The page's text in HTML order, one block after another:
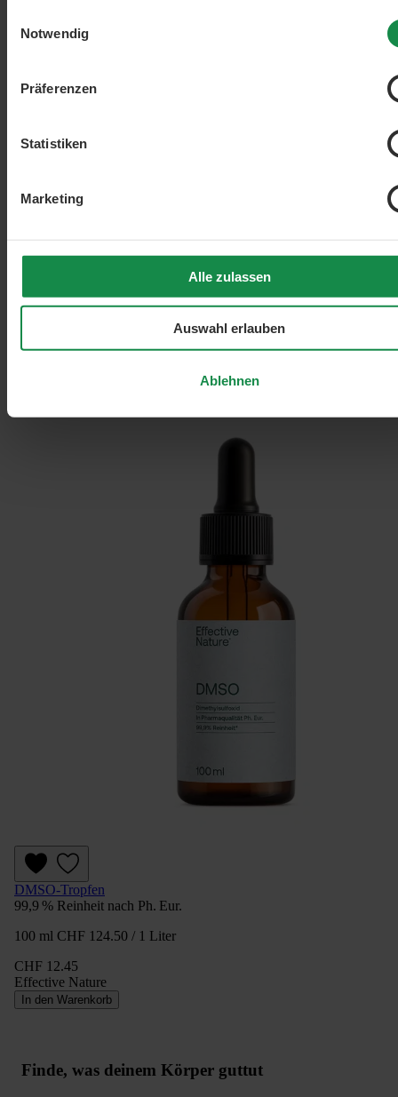
Notwendig
Präferenzen
Statistiken
Marketing
Alle zulassen
Auswahl erlauben
Ablehnen
% Sale
Produkte filtern
Effective Nature
DMSO
DMSO-Tropfen
99,9 % Reinheit nach Ph. Eur.
100 ml CHF 124.50 / 1 Liter
CHF 12.45
Effective Nature
In den Warenkorb
Finde, was deinem Körper guttut